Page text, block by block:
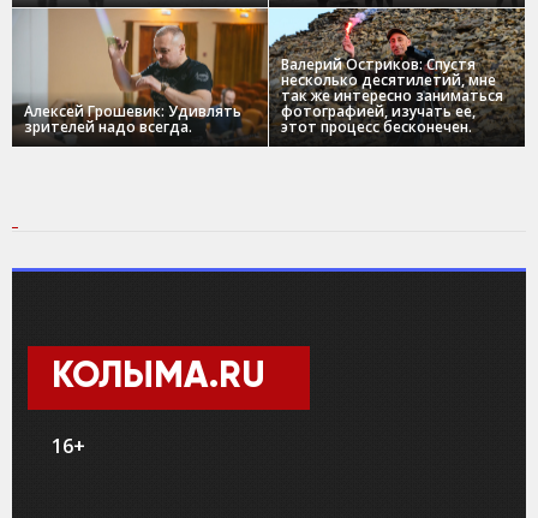
Алексей Грошевик: Удивлять
зрителей надо всегда.
Валерий Остриков: Спустя
несколько десятилетий, мне
так же интересно заниматься
фотографией, изучать ее,
этот процесс бесконечен.
КОЛЫМА.RU
16+